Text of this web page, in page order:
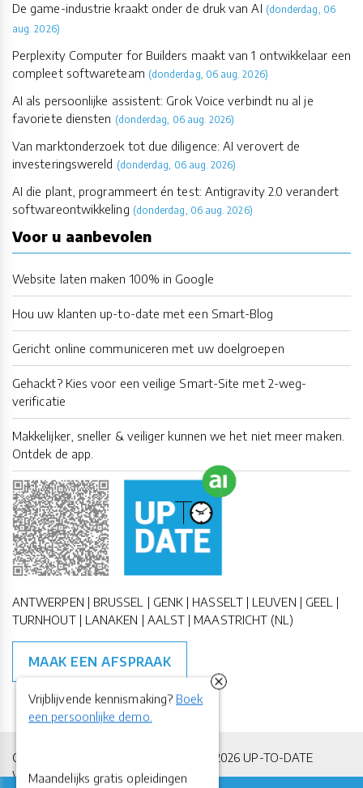
De game-industrie kraakt onder de druk van AI (donderdag, 06
aug. 2026)
Perplexity Computer for Builders maakt van 1 ontwikkelaar een
compleet softwareteam (donderdag, 06 aug. 2026)
AI als persoonlijke assistent: Grok Voice verbindt nu al je
favoriete diensten (donderdag, 06 aug. 2026)
Van marktonderzoek tot due diligence: AI verovert de
investeringswereld (donderdag, 06 aug. 2026)
AI die plant, programmeert én test: Antigravity 2.0 verandert
softwareontwikkeling (donderdag, 06 aug. 2026)
Voor u aanbevolen
Website laten maken 100% in Google
Hou uw klanten up-to-date met een Smart-Blog
Gericht online communiceren met uw doelgroepen
Gehackt? Kies voor een veilige Smart-Site met 2-weg-
verificatie
Makkelijker, sneller & veiliger kunnen we het niet meer maken.
Ontdek de app.
ANTWERPEN | BRUSSEL | GENK | HASSELT | LEUVEN | GEEL |
TURNHOUT | LANAKEN | AALST | MAASTRICHT (NL)
MAAK EEN AFSPRAAK
Copyright All Rights Reserved © 2011-2026 UP-TO-DATE
WebDesign
Vrijblijvende kennismaking? Boek
een persoonlijke demo.
Maandelijks gratis opleidingen